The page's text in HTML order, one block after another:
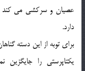
عصيان و سركشي مي كند
دارد.
براي توبه از اين دسته
يكتاپرستي را